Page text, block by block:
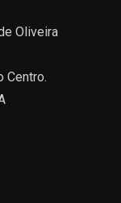
Oliveira
Centro.